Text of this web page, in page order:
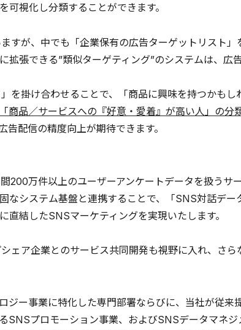
視化し分類することができます。
すが、中でも「企業保有の広告ターゲットリスト
拡張できる”類似ターゲティング”のシステムは、広
を掛け合わせることで、「商品に興味を持つかもし
「商品／サービスへの『好意・愛着』が高い人」の分
告配信の精度向上が期待できます。
200万件以上のユーザーアンケートデータを扱うサ
なシステム基盤と連携することで、「SNS対話デー
結したSNSマーケティングを実現いたします。
ェア企業とのサービス共同開発も視野に入れ、さら
ジー事業に特化した専門部署ならびに、当社が従来
SNSプロモーション事業、およびSNSデータマネ